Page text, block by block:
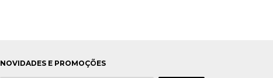
NOVIDADES E PROMOÇÕES